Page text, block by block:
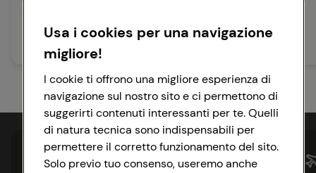
30 min Facile
Usa i cookies per una navigazione
migliore!
I cookie ti offrono una migliore esperienza di
navigazione sul nostro sito e ci permettono di
suggerirti contenuti interessanti per te. Quelli
di natura tecnica sono indispensabili per
permettere il corretto funzionamento del sito.
Solo previo tuo consenso, useremo anche